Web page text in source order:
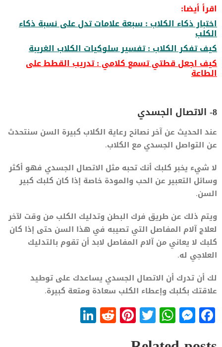
اقرأ أيضا:
اختبار ذكاء الكلاب : سبعة علامات تدل على نسبة ذكاء
الكلب
كيف تفكر الكلاب : تفسير سلوكيات الكلاب الغريبة
كيف اجعل قطتي تسمع كلامي : تدريب القطط على
الطاعة
8- الاتصال الجسدي
عند الحديث عن آخر نصائح رعاية الكلاب كبيرة السن سنتحدث
عن التواصل الجسدي مع الكلاب.
لا شيء يخبر كلبك أنك تحبه مثل الاتصال الجسدي فهو أكثر
وسائل التعبير عن الحب والمودة خاصة إذا كان كلبك كبير
السن.
ويتم ذلك عن طريق فرك البطن وتدليك الكلب من وقت لآخر
لعلاج آلام المفاصل التي تصيبه في هذا السن حتى إذا كان
كلبك لا يعاني من آلام المفاصل لابد أن تقوم بالتدليك
العلاجي له.
لك أن تدرك أن الاتصال الجسدي يساعدك على توطيد
علاقتك بكلبك وإعطاء الكلب سعادة ومتعة كبيرة.
Facebook
Messenger
WhatsApp
Twitter
Pinterest
Reddit